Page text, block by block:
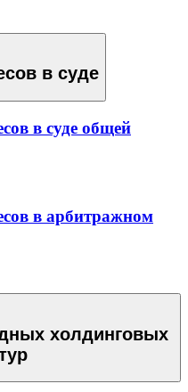
в суде
в суде общей
в арбитражном
холдинговых